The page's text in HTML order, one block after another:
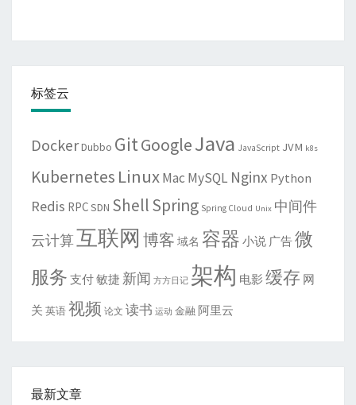
标签云
DockerDubbo GitGoogleJava JavaScript JVM k8s
Kubernetes LinuxMac MySQL Nginx Python
Redis RPCSDN ShellSpring Spring Cloud Unix 中间件
云计算互联网 博客 域名 容器 小说 广告微
服务 支付敏捷 新闻 方方日记 架构 电影 缓存 网
关 英语视频 论文 读书 运动 金融 阿里云
最新文章